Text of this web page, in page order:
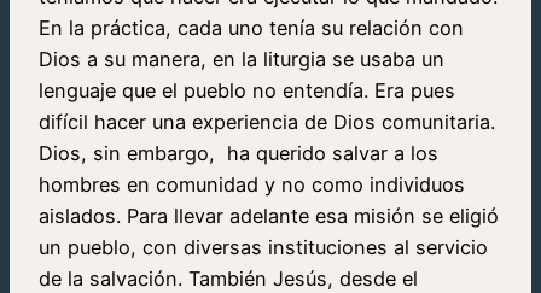
En la práctica, cada uno tenía su relación con
Dios a su manera, en la liturgia se usaba un
lenguaje que el pueblo no entendía. Era pues
difícil hacer una experiencia de Dios comunitaria.
Dios, sin embargo, ha querido salvar a los
hombres en comunidad y no como individuos
aislados. Para llevar adelante esa misión se eligió
un pueblo, con diversas instituciones al servicio
de la salvación. También Jesús, desde el